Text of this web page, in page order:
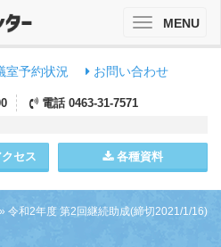
室予約状況 お問い合わせ
電話 0463-31-7571
クセス 各種資料
ToggleMENU
» 令和2年度 第2回継続助成(締切2021/1/16)